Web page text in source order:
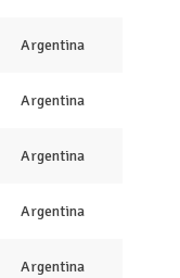
Argentina
Argentina
Argentina
Argentina
Argentina